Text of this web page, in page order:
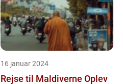
16 januar 2024
Rejse til Maldiverne Oplev